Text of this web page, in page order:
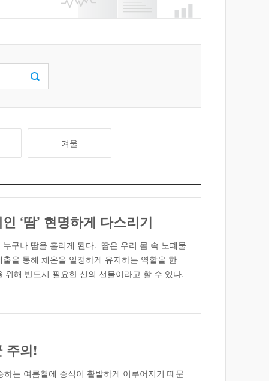
겨울
‘땀’ 현명하게 다스리기
구나 땀을 흘리게 된다. 땀은 우리 몸 속 노폐물
을 통해 체온을 일정하게 유지하는 역할을 한
위해 반드시 필요한 신의 선물이라고 할 수 있다.
사람들은 하루 600~700mL 정도의 땀을 흘리
주의!
는 여름철에 증식이 활발하게 이루어지기 때문